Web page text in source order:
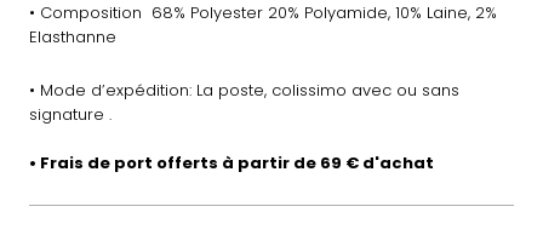
• Composition 68% Polyester 20% Polyamide, 10% Laine, 2%
Elasthanne
• Mode d’expédition: La poste, colissimo avec ou sans
signature .
• Frais de port offerts à partir de 69 € d'achat